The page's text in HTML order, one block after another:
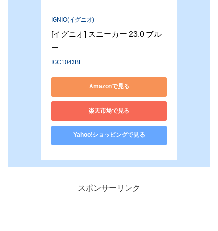
IGNIO(イグニオ)
[イグニオ] スニーカー 23.0 ブル
ー
IGC1043BL
Amazonで見る
楽天市場で見る
Yahoo!ショッピングで見る
スポンサーリンク